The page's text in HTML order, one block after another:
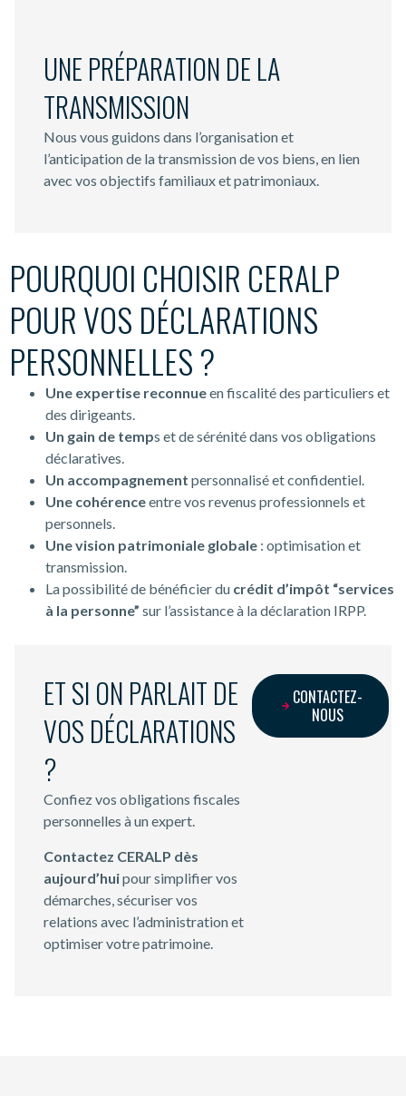
UNE PRÉPARATION DE LA
TRANSMISSION
Nous vous guidons dans l’organisation et
l’anticipation de la transmission de vos biens, en lien
avec vos objectifs familiaux et patrimoniaux.
POURQUOI CHOISIR CERALP
POUR VOS DÉCLARATIONS
PERSONNELLES ?
Une expertise reconnueen fiscalité des particuliers et
des dirigeants.
Un gain de temps et de sérénité dans vos obligations
déclaratives.
Un accompagnement personnalisé et confidentiel.
Une cohérenceentre vos revenus professionnels et
personnels.
Une vision patrimoniale globale : optimisation et
transmission.
La possibilité de bénéficier du crédit d’impôt “services
à la personne” sur l’assistance à la déclaration IRPP.
ET SI ON PARLAIT DE
VOS DÉCLARATIONS
?
Confiez vos obligations fiscales
personnelles à un expert.
Contactez CERALP dès
aujourd’huipour simplifier vos
démarches, sécuriser vos
relations avec l’administration et
optimiser votre patrimoine.
CONTACTEZ-
NOUS